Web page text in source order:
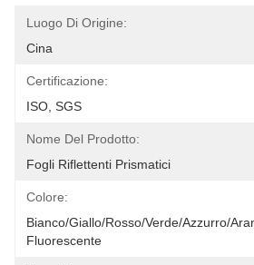
Luogo Di Origine:
Cina
Certificazione:
ISO, SGS
Nome Del Prodotto:
Fogli Riflettenti Prismatici
Colore:
Bianco/giallo/rosso/verde/azzurro/
Fluorescente